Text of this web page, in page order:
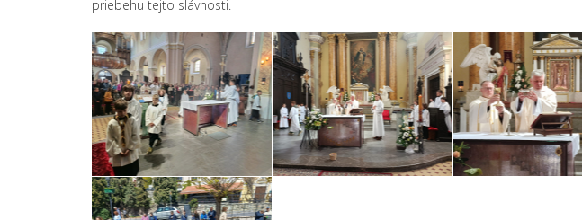
priebehu tejto slávnosti.